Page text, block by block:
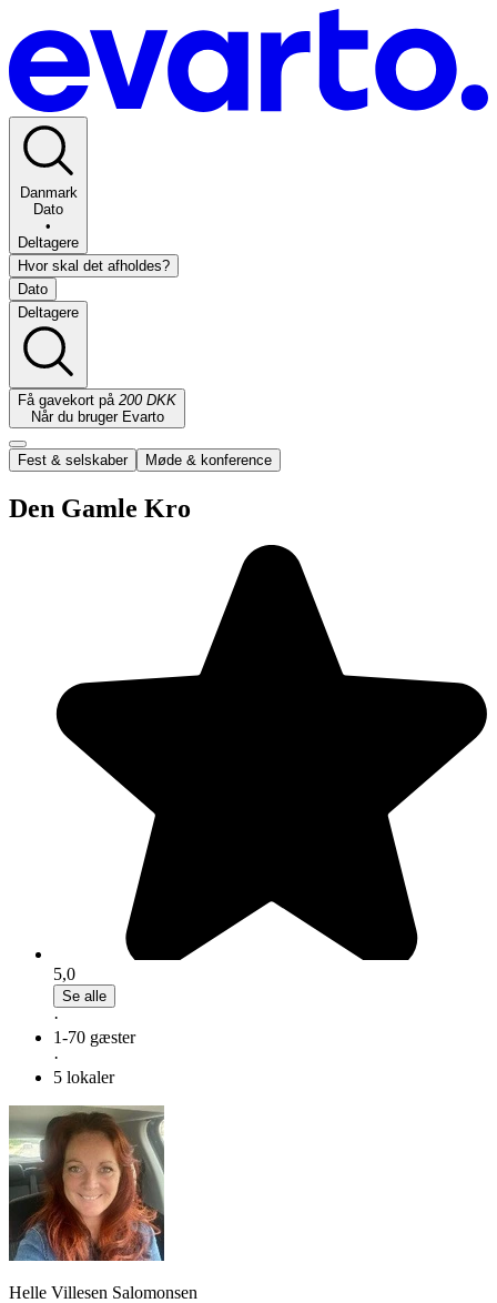
Danmark
Dato
•
Deltagere
Hvor skal det afholdes?
Dato
Deltagere
Få gavekort på 200 DKK
Når du bruger Evarto
Fest & selskaber Møde & konference
Den Gamle Kro
5,0
Se alle
·
1-70 gæster
·
5 lokaler
Helle Villesen Salomonsen